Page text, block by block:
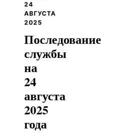
24
АВГУСТА
2025
Последование
службы
на
24
августа
2025
года